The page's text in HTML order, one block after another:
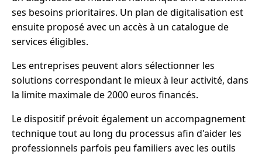
ses besoins prioritaires. Un plan de digitalisation est
ensuite proposé avec un accès à un catalogue de
services éligibles.
Les entreprises peuvent alors sélectionner les
solutions correspondant le mieux à leur activité, dans
la limite maximale de 2000 euros financés.
Le dispositif prévoit également un accompagnement
technique tout au long du processus afin d'aider les
professionnels parfois peu familiers avec les outils